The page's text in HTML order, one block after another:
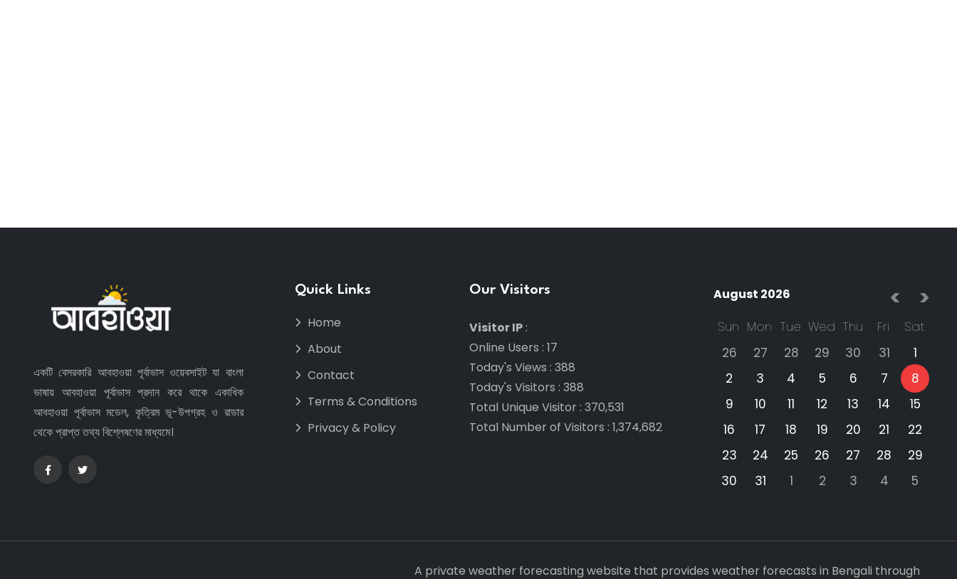
একটি বেসরকারি আবহাওয়া পূর্বাভাস ওয়েবসাইট যা বাংলা
ভাষায় আবহাওয়া পূর্বাভাস প্রদান করে থাকে একাধিক
আবহাওয়া পূর্বাভাস মডেল, কৃত্রিম ভূ-উপগ্রহ ও রাডার
থেকে প্রাপ্ত তথ্য বিশ্লেষণের মাধ্যমে।
Quick Links
Home
About
Contact
Terms & Conditions
Privacy & Policy
Our Visitors
Visitor IP :
Online Users : 17
Today's Views : 388
Today's Visitors : 388
Total Unique Visitor : 370,531
Total Number of Visitors : 1,374,682
August 2026 < >
Sun Mon Tue Wed Thu Fri
Sat
26
27 28 29 30 31
1
2
3 4 5 6 7
8
9
10 11 12 13 14
15
16
17 18 19 20 21
22
23
24 25 26 27 28
29
30
31 1 2 3 4 5
A private weather forecasting website that provides weather forecasts in Bengali through